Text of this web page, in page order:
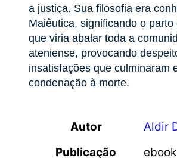
a justiça. Sua filosofia era
Maiêutica, significando o parto
que viria abalar toda a
ateniense, provocando
insatisfações que culminaram
condenação à morte.
Autor
Aldir
Publicação
ebook